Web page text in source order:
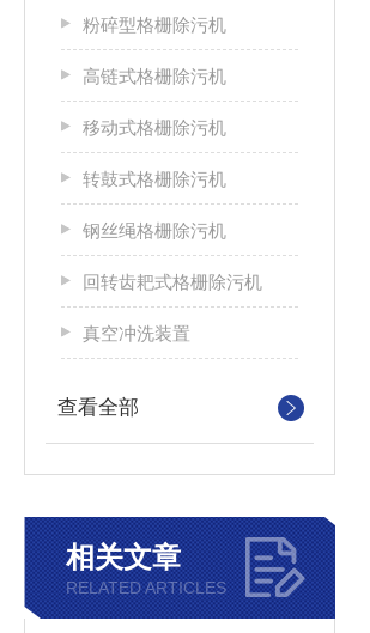
粉碎型格栅除污机
高链式格栅除污机
移动式格栅除污机
转鼓式格栅除污机
钢丝绳格栅除污机
回转齿耙式格栅除污机
真空冲洗装置
查看全部
相关文章
RELATED ARTICLES